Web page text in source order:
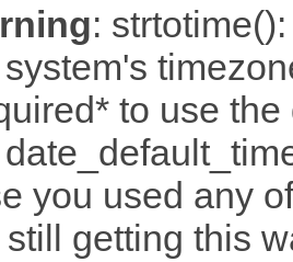
:
to use
you used any
still getting this